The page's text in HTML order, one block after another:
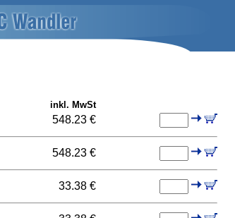
inkl. MwSt
548.23 €
548.23 €
33.38 €